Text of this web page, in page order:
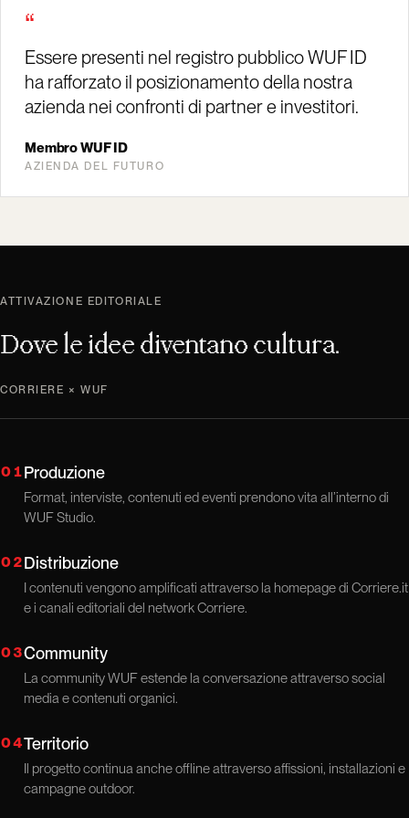
“
Essere presenti nel registro pubblico WUF ID
ha rafforzato il posizionamento della nostra
azienda nei confronti di partner e investitori.
Membro WUF ID
AZIENDA DEL FUTURO
ATTIVAZIONE EDITORIALE
Dove le idee diventano cultura.
CORRIERE × WUF
01Produzione
Format, interviste, contenuti ed eventi prendono vita all’interno di
WUF Studio.
02Distribuzione
I contenuti vengono amplificati attraverso la homepage di Corriere.it
e i canali editoriali del network Corriere.
03Community
La community WUF estende la conversazione attraverso social
media e contenuti organici.
04Territorio
Il progetto continua anche offline attraverso affissioni, installazioni e
campagne outdoor.